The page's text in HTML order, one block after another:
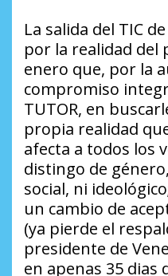
La salida del TIC
por la realidad del
enero que, por la
compromiso
TUTOR, en
propia realidad
afecta a todos los
distingo de
social, ni
un cambio de
(ya pierde el
presidente de
en apenas 35 dias